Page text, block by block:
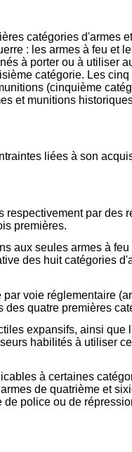
catégories d'armes
: les armes à feu et
à porter ou à utiliser
catégorie. Les
(cinquième
et munitions
liées à son
par des
premières.
aux seules armes à
des huit catégories
voie réglementaire
quatre premières
expansifs, ainsi que
habilités à utiliser
à certaines
de quatrième et
police ou de